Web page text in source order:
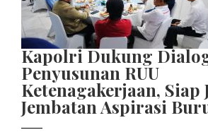
Kapolri Dukung
Penyusunan RUU
Ketenagakerjaan, Siap
Jembatan Aspirasi